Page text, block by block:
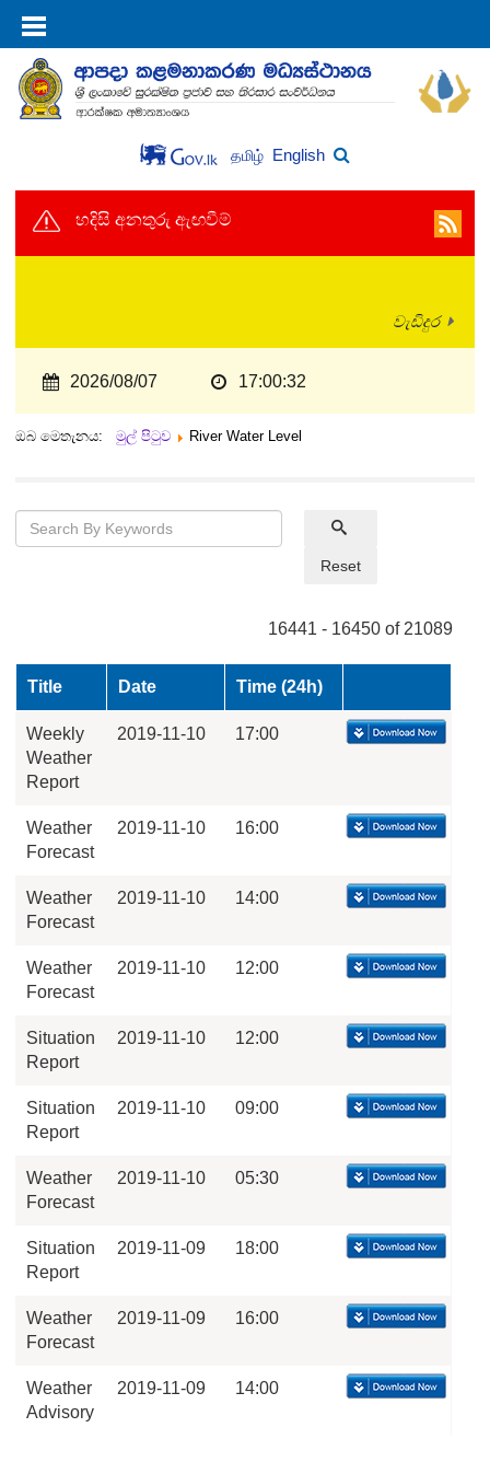
தமிழ் English
හදිසි අනතුරු ඇඟවීම්
වැඩිදුර
2026/08/07 17:00:32
ඔබ මෙතැනය: මුල් පිටුව River Water Level
Reset
16441 - 16450 of 21089
Title Date Time (24h)
Weekly
Weather
Report
2019-11-10 17:00
Weather
Forecast
2019-11-10 16:00
Weather
Forecast
2019-11-10 14:00
Weather
Forecast
2019-11-10 12:00
Situation
Report
2019-11-10 12:00
Situation
Report
2019-11-10 09:00
Weather
Forecast
2019-11-10 05:30
Situation
Report
2019-11-09 18:00
Weather
Forecast
2019-11-09 16:00
Weather
Advisory
2019-11-09 14:00